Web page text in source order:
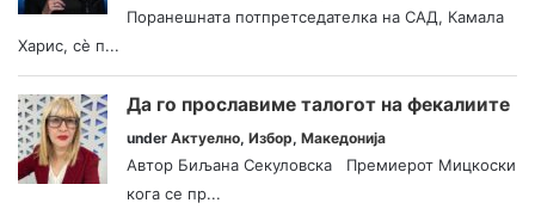
Поранешната потпретседателка на САД, Камала
Харис, сè п...
Да го прославиме талогот на фекалиите
under Актуелно, Избор, Македонија
Автор Биљана Секуловска Премиерот Мицкоски
кога се пр...